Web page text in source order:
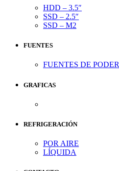
HDD – 3.5″
SSD – 2.5″
SSD – M2
FUENTES
FUENTES DE PODER
GRAFICAS
REFRIGERACIÓN
POR AIRE
LÍQUIDA